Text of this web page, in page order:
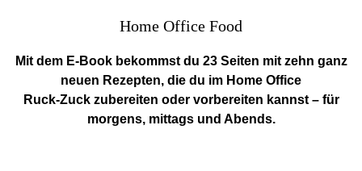
Home Office Food
Mit dem E-Book bekommst du 23 Seiten mit zehn ganz
neuen Rezepten, die du im Home Office
Ruck-Zuck zubereiten oder vorbereiten kannst – für
morgens, mittags und Abends.